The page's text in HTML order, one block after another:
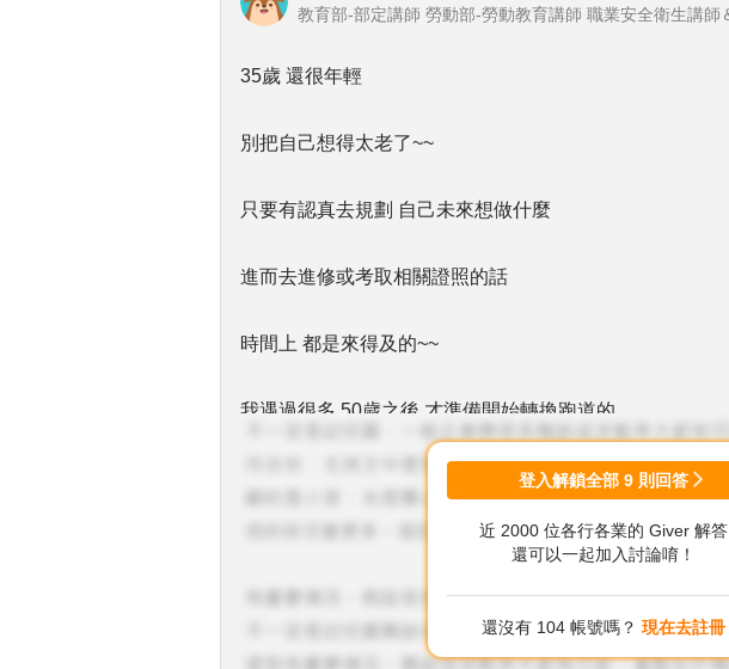
35歲 還很年輕
別把自己想得太老了~~
只要有認真去規劃 自己未來想做什麼
進而去進修或考取相關證照的話
時間上 都是來得及的~~
我遇過很多 50歲之後 才準備開始轉換跑道的
給自己多點信心 「做 就對了」
加油!!
登入解鎖全部 9 則回答
近 2000 位各行各業的 Giver 解答
還可以一起加入討論唷！
還沒有 104 帳號嗎？ 現在去註冊